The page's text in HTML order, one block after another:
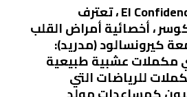
في حديثها إلى El Confidencial ، تعترف
، أخصائية أمراض القلب
كيرونسالود (مدريد):
مكملات عشبية طبيعية
للرياضات التي